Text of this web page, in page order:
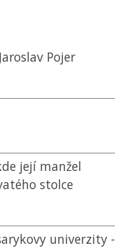
Pojer
její manžel
stolce
univerzity -